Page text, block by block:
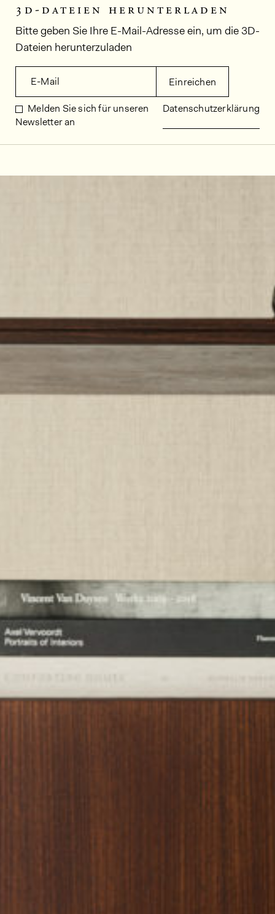
3d-dateien herunterladen
Bitte geben Sie Ihre E-Mail-Adresse ein, um die 3D-
Dateien herunterzuladen
E-Mail Einreichen
Melden Sie sich für unseren
Newsletter an
Datenschutzerklärung